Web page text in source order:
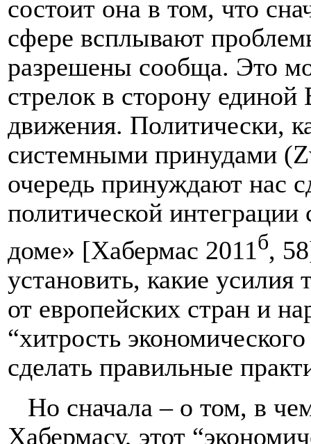
состоит она в том, что
сфере всплывают
разрешены сообща. Это
стрелок в сторону
движения. Политически,
системными принудами
очередь принуждают нас
политической
доме» [Хабермас 2011б,
установить, какие усилия
от европейских стран и
“хитрость
сделать правильные
Но сначала – о том, в
Хабермасу, этот